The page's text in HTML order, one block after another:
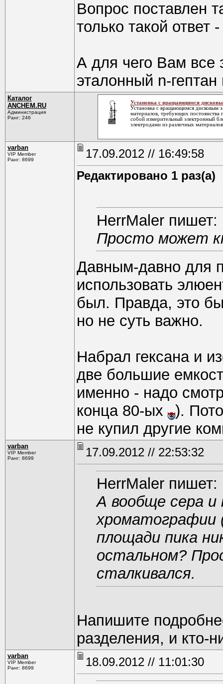
Вопрос поставлен
только такой
А для чего Вам все
эталонный n-
Каталог
ANCHEM.RU
Администрация
Ранг: 246
Установка с вращающимся
Установка с вращающимся дисковым
материалов, требующих постоянства
собой измерительный электронный
электродами из различных
varban
VIP Member
Ранг: 8699
17.09.2012 // 16:49:58
Редактировано 1 раз(а)
HerrMaler пишет:
Просто может
Давным-давно для
использовать
был. Правда, это
но не суть важно.
Набрал гексана и
две большие
именно - надо
конца 80-ых
).
не купил другие
varban
VIP Member
Ранг: 8699
17.09.2012 // 22:53:32
HerrMaler пишет:
А вообще сера
хроматографии
площади пика
остальном?
сталкивался.
Напишите
разделения, и кто-
varban
VIP Member
Ранг: 8699
18.09.2012 // 11:01:30